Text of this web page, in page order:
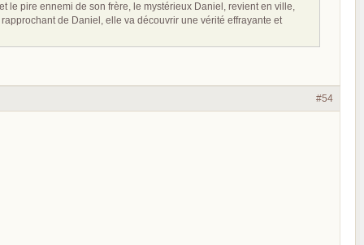
le pire ennemi de son frère, le mystérieux Daniel, revient en ville,
de Daniel, elle va découvrir une vérité effrayante et
#54